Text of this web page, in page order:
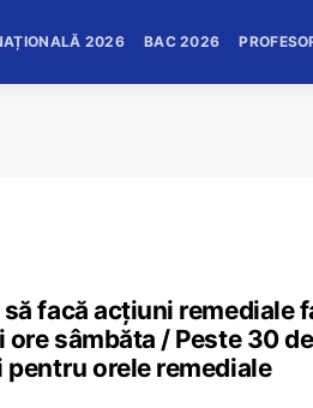
2026 BAC 2026
facă acțiuni remediale
sâmbăta / Peste 30 de
orele remediale